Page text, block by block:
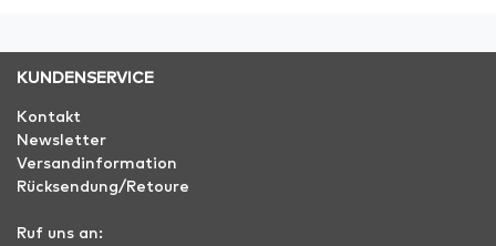
KUNDENSERVICE
Kontakt
Newsletter
Versandinformation
Rücksendung/Retoure
Ruf uns an: